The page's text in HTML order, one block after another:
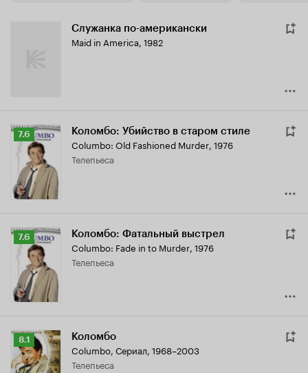
Служанка по-американски
Maid in America, 1982
Рейтинг
Кинопоиска
7.6
7.6 Коломбо: Убийство в старом стиле
Columbo: Old Fashioned Murder, 1976
телепьеса
Рейтинг
Кинопоиска
7.6
7.6 Коломбо: Фатальный выстрел
Columbo: Fade in to Murder, 1976
телепьеса
Рейтинг
Кинопоиска
8.1
8.1 Коломбо
Columbo, Сериал, 1968–2003
телепьеса